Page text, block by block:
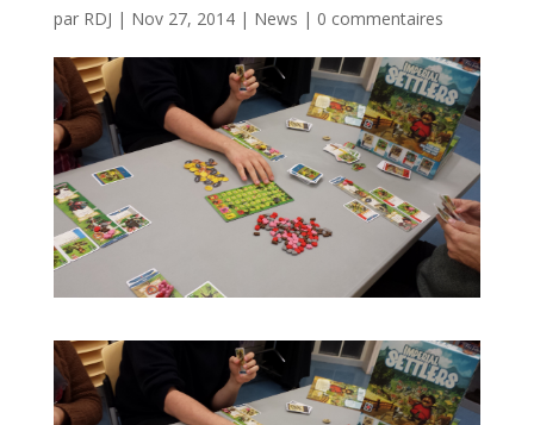
par RDJ | Nov 27, 2014| News | 0 commentaires